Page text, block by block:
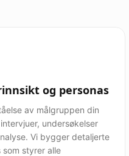
og personas
av målgruppen din
undersøkelser
Vi bygger detaljerte
som styrer alle